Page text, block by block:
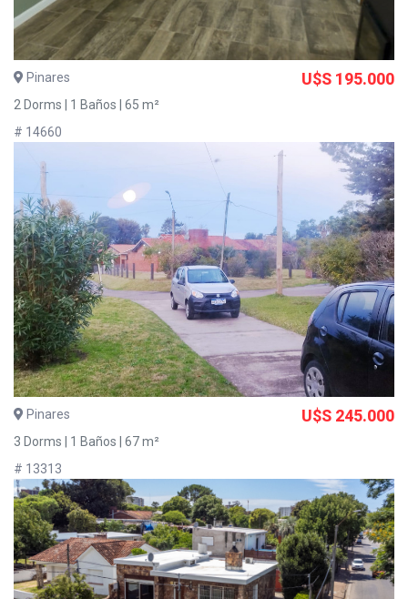
Pinares U$S 195.000
2 Dorms | 1 Baños | 65 m²
# 14660
Pinares U$S 245.000
3 Dorms | 1 Baños | 67 m²
# 13313